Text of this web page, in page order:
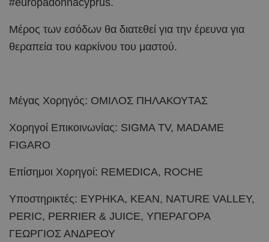
Μέρος των εσόδων θα διατεθεί για την έρευνα για
θεραπεία του καρκίνου του μαστού.
Μέγας Χορηγός: ΟΜΙΛΟΣ ΠΗΛΑΚΟΥΤΑΣ
Χορηγοί Επικοινωνίας: SIGMA TV, MADAME
FIGARO
Επίσημοι Χορηγοί: REMEDICA, ROCHE
Υποστηρικτές: ΕΥΡΗΚΑ, KEAN, NATURE VALLEY,
PERIC, PERRIER & JUICE, ΥΠΕΡΑΓΟΡΑ
ΓΕΩΡΓΙΟΣ ΑΝΔΡΕΟΥ